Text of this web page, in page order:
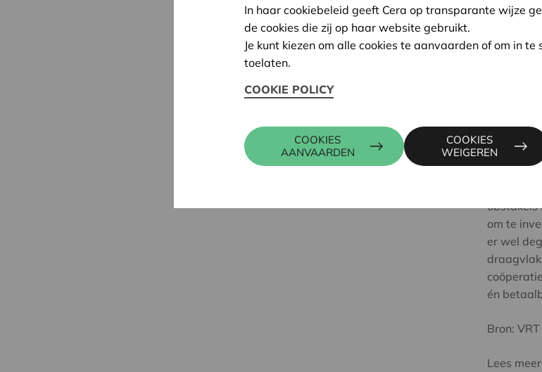
De VRT
onderzoek
Het is
vinden
Uit het
de huur
obstakels
om te
er wel
én
Bron: VRT
Lees
In haar cookiebeleid geeft Cera op transparante wijze
de cookies die zij op haar website gebruikt.
Je kunt kiezen om alle cookies te aanvaarden of om in
toelaten.
COOKIE POLICY
COOKIES
AANVAARDEN
COOKIES
WEIGEREN